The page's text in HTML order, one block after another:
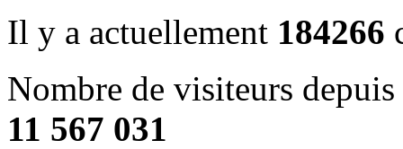
Il y a actuellement 184266
Nombre de visiteurs
11 567 031